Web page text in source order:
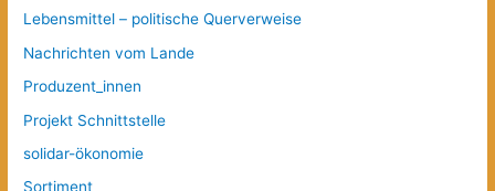
Lebensmittel – politische Querverweise
Nachrichten vom Lande
Produzent_innen
Projekt Schnittstelle
solidar-ökonomie
Sortiment